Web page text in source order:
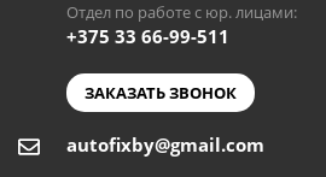
Отдел по работе с юр. лицами:
+375 33 66-99-511
ЗАКАЗАТЬ ЗВОНОК
autofixby@gmail.com